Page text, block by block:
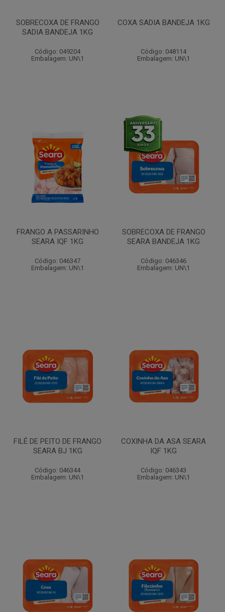
SOBRECOXA DE FRANGO
SADIA BANDEJA 1KG
Código: 049204
Embalagem: UN\1
COXA SADIA BANDEJA 1KG
Código: 048114
Embalagem: UN\1
FRANGO A PASSARINHO
SEARA IQF 1KG
Código: 046347
Embalagem: UN\1
SOBRECOXA DE FRANGO
SEARA BANDEJA 1KG
Código: 046346
Embalagem: UN\1
FILÉ DE PEITO DE FRANGO
SEARA BJ 1KG
Código: 046344
Embalagem: UN\1
COXINHA DA ASA SEARA
IQF 1KG
Código: 046343
Embalagem: UN\1